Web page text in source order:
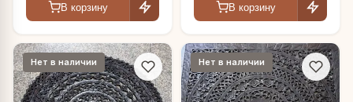
В корзину В корзину
Нет в наличии Нет в наличии